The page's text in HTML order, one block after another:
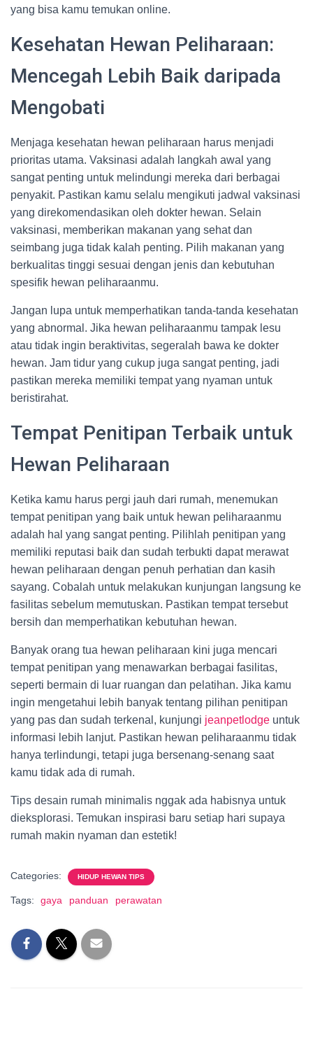
yang bisa kamu temukan online.
Kesehatan Hewan Peliharaan:
Mencegah Lebih Baik daripada
Mengobati
Menjaga kesehatan hewan peliharaan harus menjadi
prioritas utama. Vaksinasi adalah langkah awal yang
sangat penting untuk melindungi mereka dari berbagai
penyakit. Pastikan kamu selalu mengikuti jadwal vaksinasi
yang direkomendasikan oleh dokter hewan. Selain
vaksinasi, memberikan makanan yang sehat dan
seimbang juga tidak kalah penting. Pilih makanan yang
berkualitas tinggi sesuai dengan jenis dan kebutuhan
spesifik hewan peliharaanmu.
Jangan lupa untuk memperhatikan tanda-tanda kesehatan
yang abnormal. Jika hewan peliharaanmu tampak lesu
atau tidak ingin beraktivitas, segeralah bawa ke dokter
hewan. Jam tidur yang cukup juga sangat penting, jadi
pastikan mereka memiliki tempat yang nyaman untuk
beristirahat.
Tempat Penitipan Terbaik untuk
Hewan Peliharaan
Ketika kamu harus pergi jauh dari rumah, menemukan
tempat penitipan yang baik untuk hewan peliharaanmu
adalah hal yang sangat penting. Pilihlah penitipan yang
memiliki reputasi baik dan sudah terbukti dapat merawat
hewan peliharaan dengan penuh perhatian dan kasih
sayang. Cobalah untuk melakukan kunjungan langsung ke
fasilitas sebelum memutuskan. Pastikan tempat tersebut
bersih dan memperhatikan kebutuhan hewan.
Banyak orang tua hewan peliharaan kini juga mencari
tempat penitipan yang menawarkan berbagai fasilitas,
seperti bermain di luar ruangan dan pelatihan. Jika kamu
ingin mengetahui lebih banyak tentang pilihan penitipan
yang pas dan sudah terkenal, kunjungi jeanpetlodge untuk
informasi lebih lanjut. Pastikan hewan peliharaanmu tidak
hanya terlindungi, tetapi juga bersenang-senang saat
kamu tidak ada di rumah.
Tips desain rumah minimalis nggak ada habisnya untuk
dieksplorasi. Temukan inspirasi baru setiap hari supaya
rumah makin nyaman dan estetik!
Categories: HIDUP HEWAN TIPS
Tags: gaya panduan perawatan